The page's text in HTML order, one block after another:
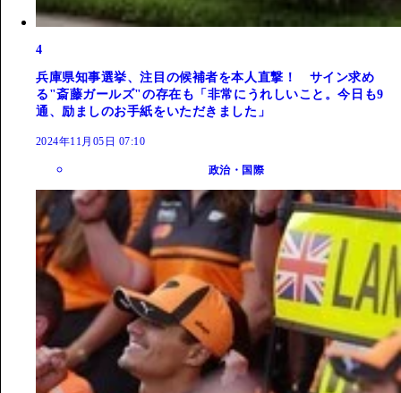
4
兵庫県知事選挙、注目の候補者を本人直撃！ サイン求め
る"斎藤ガールズ"の存在も「非常にうれしいこと。今日も9
通、励ましのお手紙をいただきました」
2024年11月05日 07:10
政治・国際